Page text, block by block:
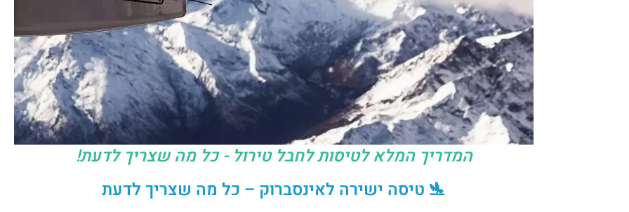
המדריך המלא לטיסות לחבל טירול - כל מה שצריך לדעת!
🛬 טיסה ישירה לאינסברוק – כל מה שצריך לדעת